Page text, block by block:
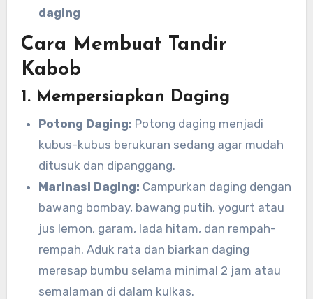
daging
Cara Membuat Tandir
Kabob
1. Mempersiapkan Daging
Potong Daging: Potong daging menjadi
kubus-kubus berukuran sedang agar mudah
ditusuk dan dipanggang.
Marinasi Daging: Campurkan daging dengan
bawang bombay, bawang putih, yogurt atau
jus lemon, garam, lada hitam, dan rempah-
rempah. Aduk rata dan biarkan daging
meresap bumbu selama minimal 2 jam atau
semalaman di dalam kulkas.